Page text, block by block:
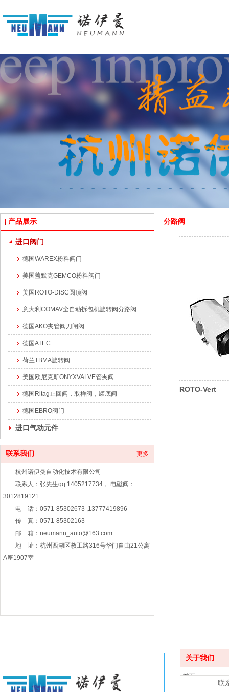
产品展示
进口阀门
德国WAREX粉料阀门
美国盖默克GEMCO粉料阀门
美国ROTO-DISC圆顶阀
意大利COMAV全自动拆包机旋转阀分路阀
德国AKO夹管阀刀闸阀
德国ATEC
荷兰TBMA旋转阀
美国欧尼克斯ONYXVALVE管夹阀
德国Ritag止回阀，取样阀，罐底阀
德国EBRO阀门
进口气动元件
联系我们 更多
杭州诺伊曼自动化技术有限公司
联系人：张先生qq:1405217734， 电磁阀：
3012819121
电 话：0571-85302673 ,13777419896
传 真：0571-85302163
邮 箱：neumann_auto@163.com
地 址：杭州西湖区教工路316号华门自由21公寓
A座1907室
分路阀
ROTO-Vert
关于我们
首页
联